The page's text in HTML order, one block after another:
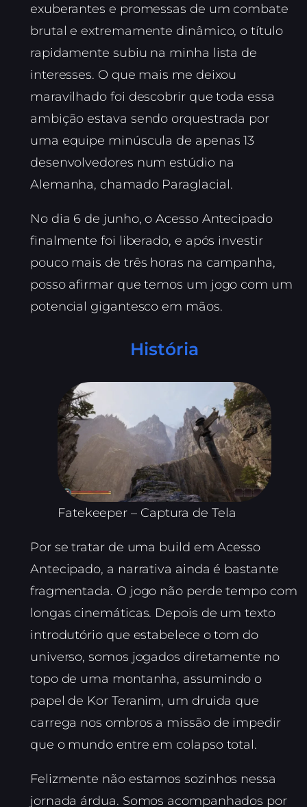
exuberantes e promessas de um combate
brutal e extremamente dinâmico, o título
rapidamente subiu na minha lista de
interesses. O que mais me deixou
maravilhado foi descobrir que toda essa
ambição estava sendo orquestrada por
uma equipe minúscula de apenas 13
desenvolvedores num estúdio na
Alemanha, chamado Paraglacial.
No dia 6 de junho, o Acesso Antecipado
finalmente foi liberado, e após investir
pouco mais de três horas na campanha,
posso afirmar que temos um jogo com um
potencial gigantesco em mãos.
História
Fatekeeper – Captura de Tela
Por se tratar de uma build em Acesso
Antecipado, a narrativa ainda é bastante
fragmentada. O jogo não perde tempo com
longas cinemáticas. Depois de um texto
introdutório que estabelece o tom do
universo, somos jogados diretamente no
topo de uma montanha, assumindo o
papel de Kor Teranim, um druida que
carrega nos ombros a missão de impedir
que o mundo entre em colapso total.
Felizmente não estamos sozinhos nessa
jornada árdua. Somos acompanhados por